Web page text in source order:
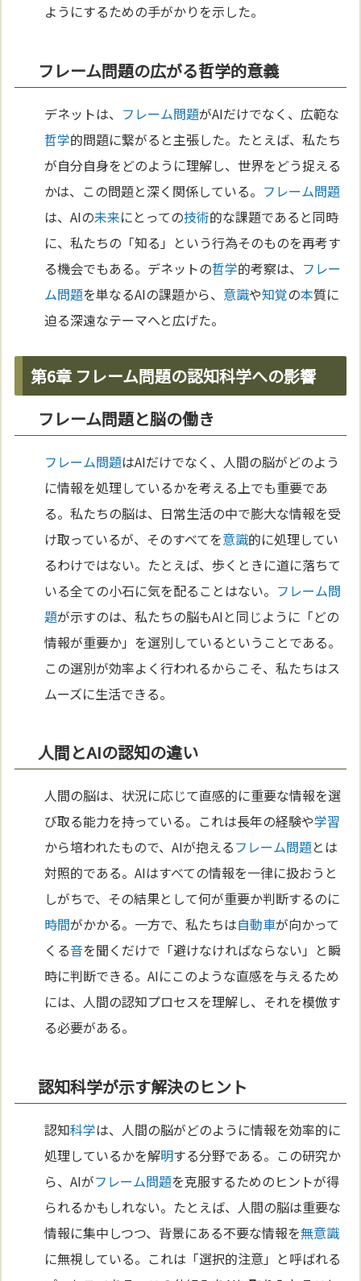
ようにするための手がかりを示した。
フレーム問題の広がる哲学的意義
デネットは、 フレーム問題がAIだけでなく、広範な
哲学的問題に繋がると主張した。たとえば、私たち
が自分自身をどのように理解し、世界をどう捉える
かは、この問題と深く関係している。 フレーム問題
は、AIの未来にとっての技術的な課題であると同時
に、私たちの「知る」という行為そのものを再考す
る機会でもある。デネットの哲学的考察は、 フレー
ム問題を単なるAIの課題から、 意識や知覚の本質に
迫る深遠なテーマへと広げた。
第6章 フレーム問題の認知科学への影響
フレーム問題と脳の働き
フレーム問題はAIだけでなく、人間の脳がどのよう
に情報を処理しているかを考える上でも重要であ
る。私たちの脳は、日常生活の中で膨大な情報を受
け取っているが、そのすべてを意識的に処理してい
るわけではない。たとえば、歩くときに道に落ちて
いる全ての小石に気を配ることはない。 フレーム問
題が示すのは、私たちの脳もAIと同じように「どの
情報が重要か」を選別しているということである。
この選別が効率よく行われるからこそ、私たちはス
ムーズに生活できる。
人間とAIの認知の違い
人間の脳は、状況に応じて直感的に重要な情報を選
び取る能力を持っている。これは長年の経験や学習
から培われたもので、AIが抱えるフレーム問題とは
対照的である。AIはすべての情報を一律に扱おうと
しがちで、その結果として何が重要か判断するのに
時間がかかる。一方で、私たちは自動車が向かって
くる音を聞くだけで「避けなければならない」と瞬
時に判断できる。AIにこのような直感を与えるため
には、人間の認知プロセスを理解し、それを模倣す
る必要がある。
認知科学が示す解決のヒント
認知科学は、人間の脳がどのように情報を効率的に
処理しているかを解明する分野である。この研究か
ら、AIがフレーム問題を克服するためのヒントが得
られるかもしれない。たとえば、人間の脳は重要な
情報に集中しつつ、背景にある不要な情報を無意識
に無視している。これは「選択的注意」と呼ばれる